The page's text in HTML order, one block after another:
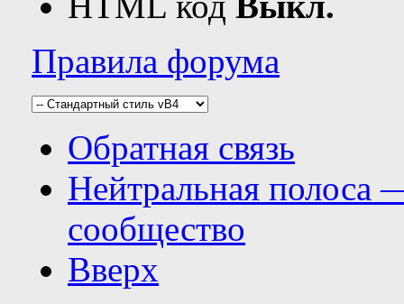
Правила форума
Обратная связь
Нейтральная полоса
сообщество
Вверх